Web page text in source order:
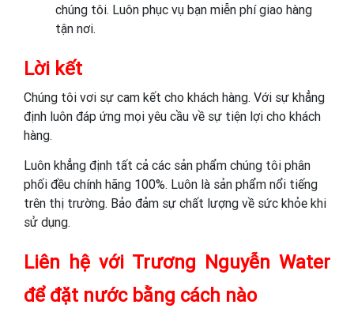
chúng tôi. Luôn phục vụ bạn miễn phí giao hàng
tận nơi.
Lời kết
Chúng tôi vơi sự cam kết cho khách hàng. Với sự khẳng
định luôn đáp ứng mọi yêu cầu về sự tiện lợi cho khách
hàng.
Luôn khẳng định tất cả các sản phẩm chúng tôi phân
phối đều chính hãng 100%. Luôn là sản phẩm nổi tiếng
trên thị trường. Bảo đảm sự chất lượng về sức khỏe khi
sử dụng.
Liên hệ với Trương Nguyễn Water
để đặt nước bằng cách nào